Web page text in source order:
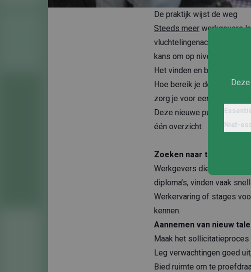
Niet-
De praktijk wijst de weg
Steeds meer werkgevers
vluchtelingenachtergrond
kans om op niveau te
Het vinden en behouden
Hoe bereik je deze
zorg je voor een duurzame
Deze nieuwe publicatie
één overzicht:
Zoeken naar talent:
Werkgevers die zich
diploma’s, vinden vaak
Werkervaring of stages
kennen.
Aannemen van nieuw
Maak het sollicitatieproces
Leg verwachtingen goed
Bied ruimte om te